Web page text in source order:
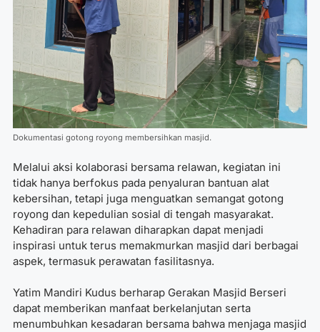
Dokumentasi gotong royong membersihkan masjid.
Melalui aksi kolaborasi bersama relawan, kegiatan ini
tidak hanya berfokus pada penyaluran bantuan alat
kebersihan, tetapi juga menguatkan semangat gotong
royong dan kepedulian sosial di tengah masyarakat.
Kehadiran para relawan diharapkan dapat menjadi
inspirasi untuk terus memakmurkan masjid dari berbagai
aspek, termasuk perawatan fasilitasnya.
Yatim Mandiri Kudus berharap Gerakan Masjid Berseri
dapat memberikan manfaat berkelanjutan serta
menumbuhkan kesadaran bersama bahwa menjaga masjid